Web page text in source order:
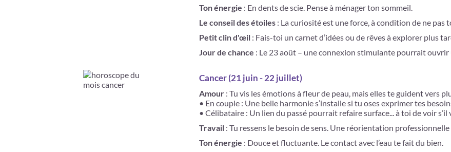
Ton énergie : En dents de scie. Pense à ménager ton sommeil.
Le conseil des étoiles: La curiosité est une force, à condition de ne pas
Petit clin d'œil: Fais-toi un carnet d’idées ou de rêves à explorer plus
Jour de chance : Le 23 août – une connexion stimulante pourrait
Cancer (21 juin - 22 juillet)
Amour: Tu vis les émotions à fleur de peau, mais elles te guident vers
• En couple : Une belle harmonie s’installe si tu oses exprimer tes
• Célibataire : Un lien du passé pourrait refaire surface... à toi de voir s’il
Travail: Tu ressens le besoin de sens. Une réorientation
Ton énergie : Douce et fluctuante. Le contact avec l’eau te fait du bien.